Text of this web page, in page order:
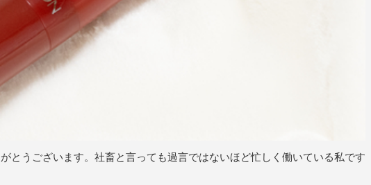
とうございます。社畜と言っても過言ではないほど忙しく働いている私です